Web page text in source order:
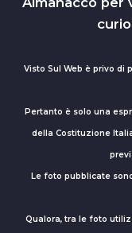
Visto Sul Web è privo di
Pertanto è solo una
della Costituzione
Le foto pubblicate
Qualora, tra le foto